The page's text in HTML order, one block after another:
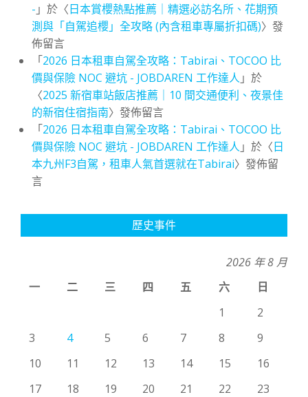
- 」於〈日本賞櫻熱點推薦｜精選必訪名所、花期預
測與「自駕追櫻」全攻略 (內含租車專屬折扣碼)〉發
佈留言
「2026 日本租車自駕全攻略：Tabirai、TOCOO 比
價與保險 NOC 避坑 - JOBDAREN 工作達人 」於
〈2025 新宿車站飯店推薦｜10 間交通便利、夜景佳
的新宿住宿指南〉發佈留言
「2026 日本租車自駕全攻略：Tabirai、TOCOO 比
價與保險 NOC 避坑 - JOBDAREN 工作達人 」於〈日
本九州F3自駕，租車人氣首選就在Tabirai〉發佈留
言
歷史事件
2026 年 8 月
一
二 三 四 五 六
日
1
2
3
4 5 6 7 8
9
10
11 12 13 14 15
16
17
18 19 20 21 22
23